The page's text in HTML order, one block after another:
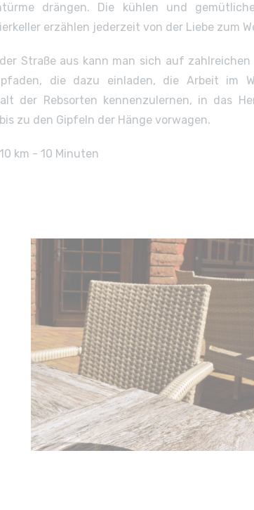
drängen. Die kühlen und
erzählen jederzeit von der Liebe zum
Straße aus kann man sich auf
die dazu einladen, die Arbeit im
der Rebsorten kennenzulernen, in das
zu den Gipfeln der Hänge vorwagen.
10 km - 10 Minuten